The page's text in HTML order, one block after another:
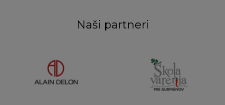
Naši partneri